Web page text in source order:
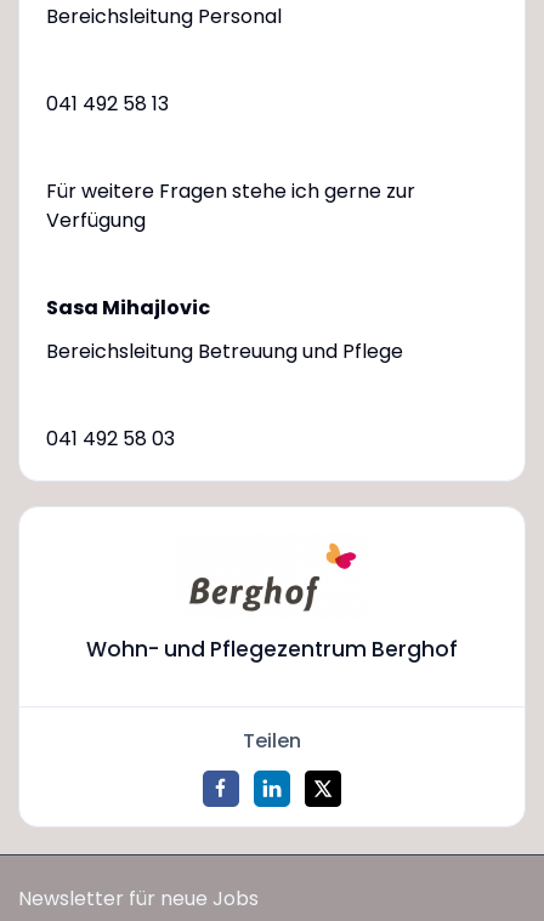
Bereichsleitung Personal
041 492 58 13
Für weitere Fragen stehe ich gerne zur
Verfügung
Sasa Mihajlovic
Bereichsleitung Betreuung und Pflege
041 492 58 03
Wohn- und Pflegezentrum Berghof
Teilen
Newsletter für neue Jobs